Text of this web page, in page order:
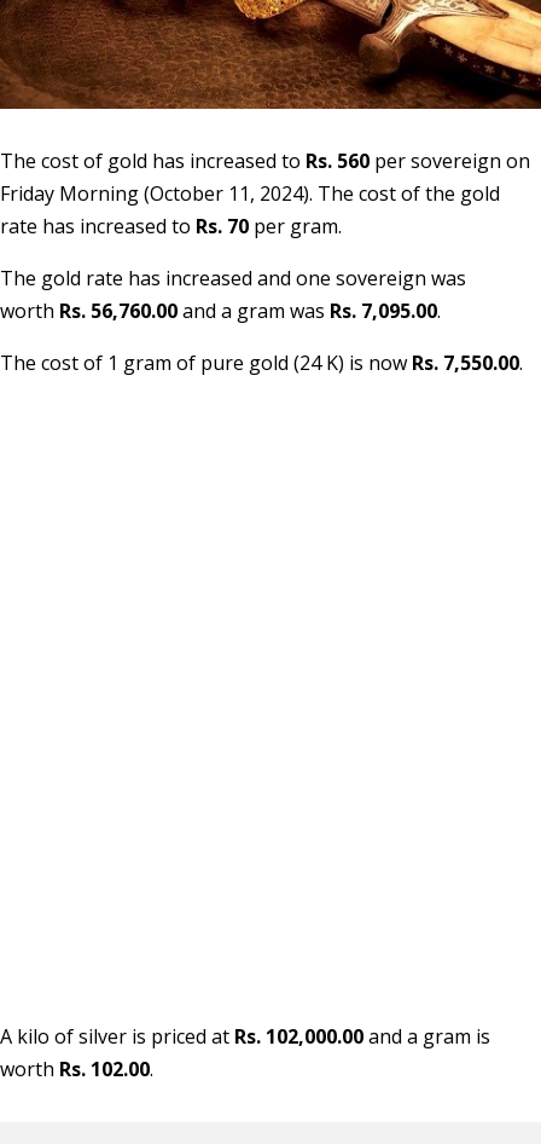
The cost of gold has increased to Rs. 560 per sovereign on
Friday Morning (October 11, 2024). The cost of the gold
rate has increased to Rs. 70 per gram.
The gold rate has increased and one sovereign was
worth Rs. 56,760.00and a gram was Rs. 7,095.00.
The cost of 1 gram of pure gold (24 K) is now Rs. 7,550.00.
A kilo of silver is priced at Rs. 102,000.00and a gram is
worth Rs. 102.00.